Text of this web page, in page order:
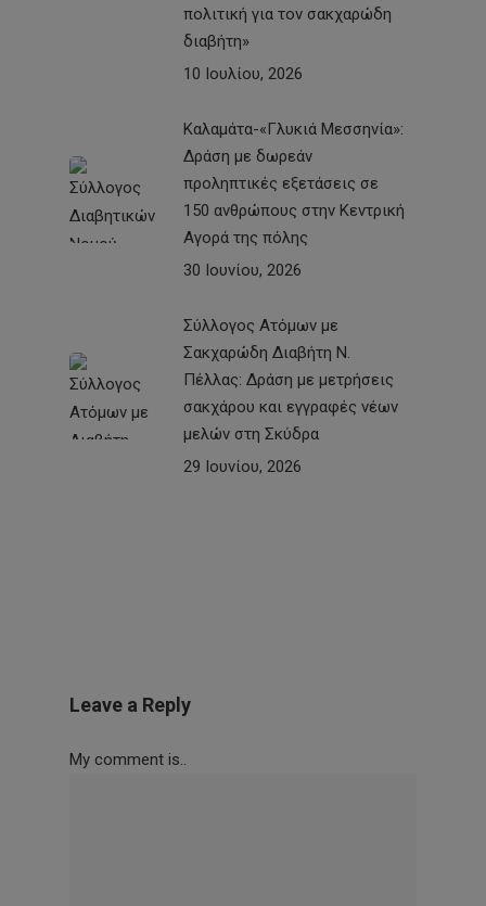
πολιτική για τον σακχαρώδη
διαβήτη»
10 Ιουλίου, 2026
Καλαμάτα-«Γλυκιά Μεσσηνία»:
Δράση με δωρεάν
προληπτικές εξετάσεις σε
150 ανθρώπους στην Κεντρική
Αγορά της πόλης
30 Ιουνίου, 2026
Σύλλογος Ατόμων με
Σακχαρώδη Διαβήτη Ν.
Πέλλας: Δράση με μετρήσεις
σακχάρου και εγγραφές νέων
μελών στη Σκύδρα
29 Ιουνίου, 2026
Leave a Reply
My comment is..